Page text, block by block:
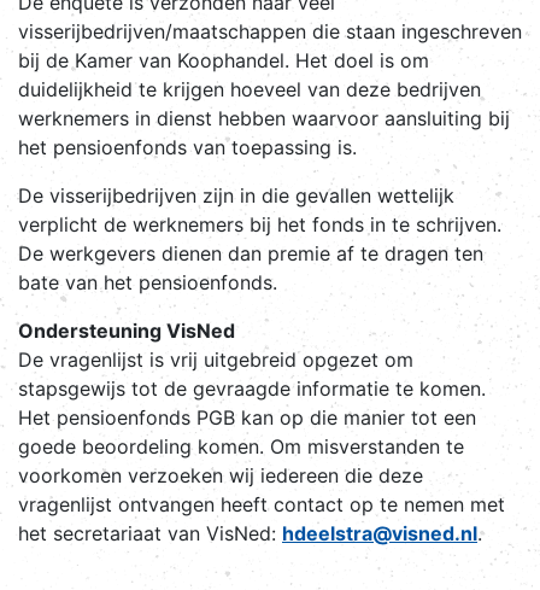
visserijbedrijven/maatschappen die staan ingeschreven
bij de Kamer van Koophandel. Het doel is om
duidelijkheid te krijgen hoeveel van deze bedrijven
werknemers in dienst hebben waarvoor aansluiting bij
het pensioenfonds van toepassing is.
De visserijbedrijven zijn in die gevallen wettelijk
verplicht de werknemers bij het fonds in te schrijven.
De werkgevers dienen dan premie af te dragen ten
bate van het pensioenfonds.
Ondersteuning VisNed
De vragenlijst is vrij uitgebreid opgezet om
stapsgewijs tot de gevraagde informatie te komen.
Het pensioenfonds PGB kan op die manier tot een
goede beoordeling komen. Om misverstanden te
voorkomen verzoeken wij iedereen die deze
vragenlijst ontvangen heeft contact op te nemen met
het secretariaat van VisNed: hdeelstra@visned.nl.